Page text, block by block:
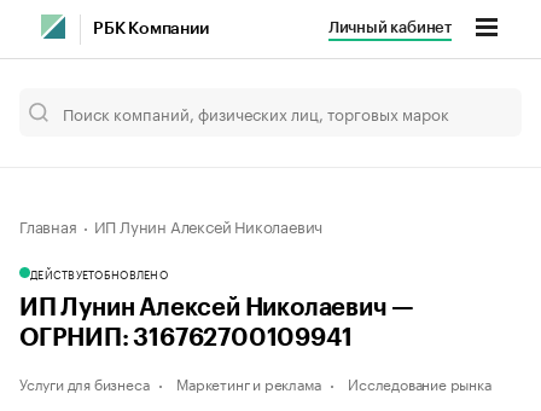
РБК Компании Личный кабинет
Главная ИП Лунин Алексей Николаевич
ДЕЙСТВУЕТОБНОВЛЕНО
ИП Лунин Алексей Николаевич —
ОГРНИП: 316762700109941
Услуги для бизнеса Маркетинг и реклама Исследование рынка